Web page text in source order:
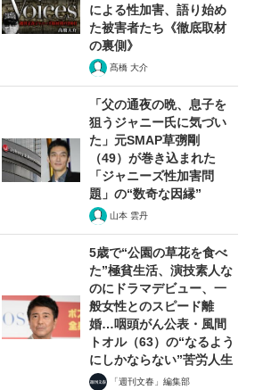
による性加害、語り始め
た被害者たち《徹底取材
の裏側》
髙橋 大介
「父の通夜の晩、息子を
狙うジャニー氏に気づい
た」元SMAP草彅剛
（49）が巻き込まれた
「ジャニーズ性加害問
題」の“数奇な因縁”
山本 雲丹
5歳で“公園の草花を食べ
た”極貧生活、演技素人な
のにドラマデビュー、一
般女性とのスピード離
婚…咽頭がん公表・風間
トオル（63）の“なるよう
にしかならない”苦労人生
「週刊文春」編集部